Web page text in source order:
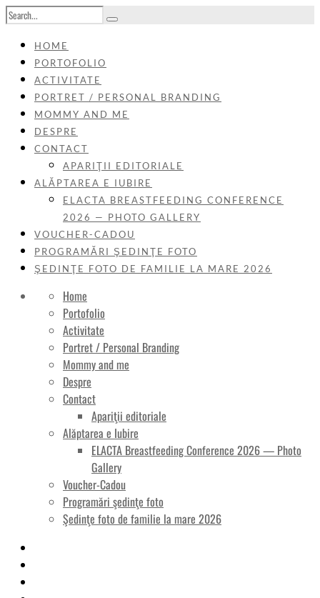
HOME
PORTOFOLIO
ACTIVITATE
PORTRET / PERSONAL BRANDING
MOMMY AND ME
DESPRE
CONTACT
APARIŢII EDITORIALE
ALĂPTAREA E IUBIRE
ELACTA BREASTFEEDING CONFERENCE
2026 — PHOTO GALLERY
VOUCHER-CADOU
PROGRAMĂRI ŞEDINŢE FOTO
ŞEDINŢE FOTO DE FAMILIE LA MARE 2026
Home
Portofolio
Activitate
Portret / Personal Branding
Mommy and me
Despre
Contact
Apariţii editoriale
Alăptarea e Iubire
ELACTA Breastfeeding Conference 2026 — Photo
Gallery
Voucher-Cadou
Programări şedinţe foto
Şedinţe foto de familie la mare 2026